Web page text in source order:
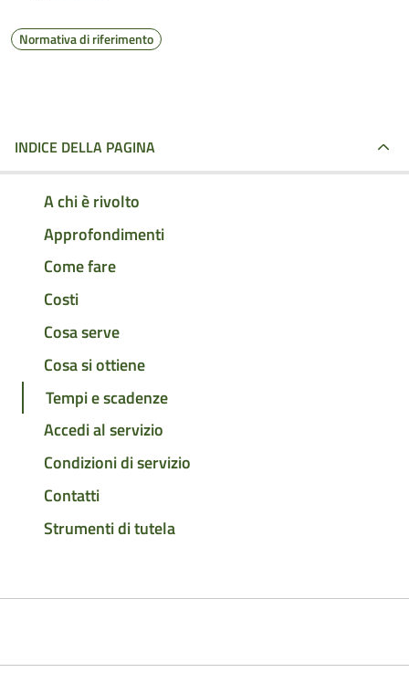
Normativa di riferimento
INDICE DELLA PAGINA
A chi è rivolto
Approfondimenti
Come fare
Costi
Cosa serve
Cosa si ottiene
Tempi e scadenze
Accedi al servizio
Condizioni di servizio
Contatti
Strumenti di tutela